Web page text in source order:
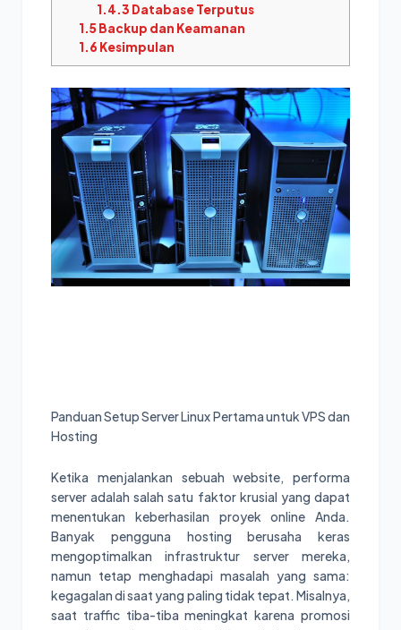
1.4.3 Database Terputus
1.5Backup dan Keamanan
1.6 Kesimpulan
Panduan Setup Server Linux Pertama untuk VPS dan
Hosting
Ketika menjalankan sebuah website, performa
server adalah salah satu faktor krusial yang dapat
menentukan keberhasilan proyek online Anda.
Banyak pengguna hosting berusaha keras
mengoptimalkan infrastruktur server mereka,
namun tetap menghadapi masalah yang sama:
kegagalan di saat yang paling tidak tepat. Misalnya,
saat traffic tiba-tiba meningkat karena promosi